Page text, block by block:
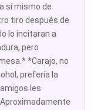
sí mismo de
tiro después de
lo incitaran a
pero
*Carajo, no
prefería la
les